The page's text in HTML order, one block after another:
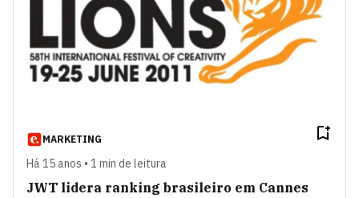
MARKETING
Há 15 anos • 1 min de leitura
JWT lidera ranking brasileiro em Cannes